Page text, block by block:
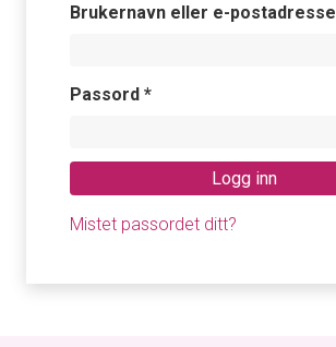
Brukernavn eller e-postadresse
Passord *Påkrevd
Logg inn
Mistet passordet ditt?